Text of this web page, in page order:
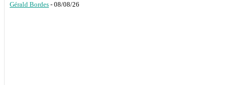
Gérald Bordes - 08/08/26